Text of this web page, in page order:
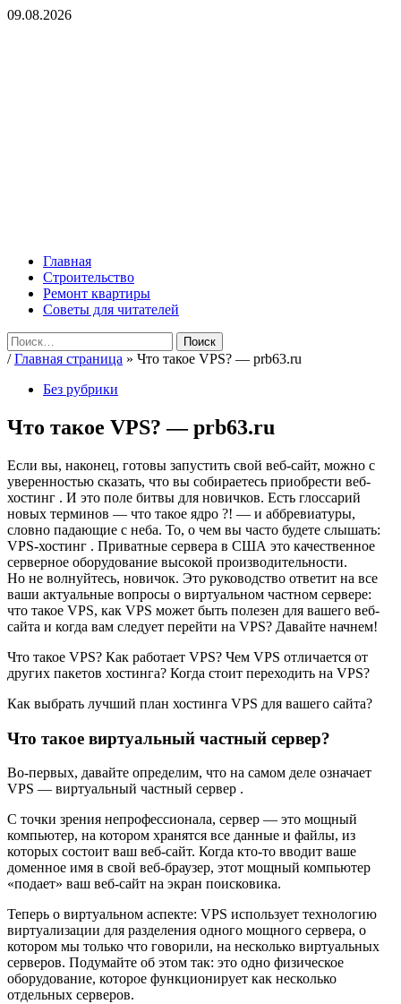
Перейти
09.08.2026
Главная
Строительство
Ремонт квартиры
Советы для читателей
Найти:
/Главная страница » Что такое VPS? — prb63.ru
Без рубрики
Что такое VPS? — prb63.ru
Eсли вы, наконец, готовы запустить свой веб-сайт, можно с
уверенностью сказать, что вы собираетесь приобрести веб-
хостинг . И это поле битвы для новичков. Есть глоссарий
новых терминов — что такое ядро ?! — и аббревиатуры,
словно падающие с неба. То, о чем вы часто будете слышать:
VPS-хостинг . Приватные сервера в США это качественное
серверное оборудование высокой производительности.
Но не волнуйтесь, новичок. Это руководство ответит на все
ваши актуальные вопросы о виртуальном частном сервере:
что такое VPS, как VPS может быть полезен для вашего веб-
сайта и когда вам следует перейти на VPS? Давайте начнем!
Что такое VPS? Как работает VPS? Чем VPS отличается от
других пакетов хостинга? Когда стоит переходить на VPS?
Как выбрать лучший план хостинга VPS для вашего сайта?
Что такое виртуальный частный сервер?
Во-первых, давайте определим, что на самом деле означает
VPS — виртуальный частный сервер .
С точки зрения непрофессионала, сервер — это мощный
компьютер, на котором хранятся все данные и файлы, из
которых состоит ваш веб-сайт. Когда кто-то вводит ваше
доменное имя в свой веб-браузер, этот мощный компьютер
«подает» ваш веб-сайт на экран поисковика.
Теперь о виртуальном аспекте: VPS использует технологию
виртуализации для разделения одного мощного сервера, о
котором мы только что говорили, на несколько виртуальных
серверов. Подумайте об этом так: это одно физическое
оборудование, которое функционирует как несколько
отдельных серверов.